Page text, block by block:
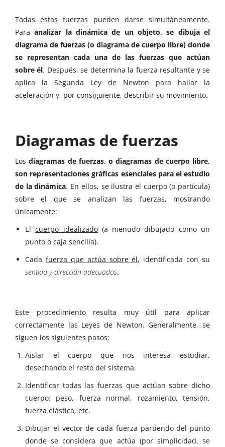
Todas estas fuerzas pueden darse simultáneamente.
Paraanalizar la dinámica de un objeto, se dibuja el
diagrama de fuerzas (o diagrama de cuerpo libre) donde
se representan cada una de las fuerzas que actúan
sobre él. Después, se determina la fuerza resultante y se
aplica la Segunda Ley de Newton para hallar la
aceleración y, por consiguiente, describir su movimiento.
Diagramas de fuerzas
Losdiagramas de fuerzas, o diagramas de cuerpo libre,
son representaciones gráficas esenciales para el estudio
de la dinámica. En ellos, se ilustra el cuerpo (o partícula)
sobre el que se analizan las fuerzas, mostrando
únicamente:
Elcuerpo idealizado(a menudo dibujado como un
punto o caja sencilla).
Cada fuerza que actúa sobre él, identificada con su
sentido y dirección adecuados.
Este procedimiento resulta muy útil para aplicar
correctamente las Leyes de Newton. Generalmente, se
siguen los siguientes pasos:
Aislar el cuerpo que nos interesa estudiar,
desechando el resto del sistema.
Identificar todas las fuerzas que actúan sobre dicho
cuerpo: peso, fuerza normal, rozamiento, tensión,
fuerza elástica, etc.
Dibujar el vector de cada fuerza partiendo del punto
donde se considera que actúa (por simplicidad, se